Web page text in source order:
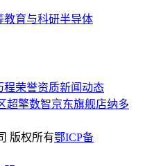
教育与科研半导体
程荣誉资质新闻动态
超擎数智京东旗舰店纳多
版权所有鄂ICP备